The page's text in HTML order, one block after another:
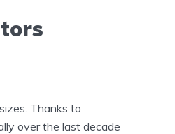
Thanks to
over the last decade